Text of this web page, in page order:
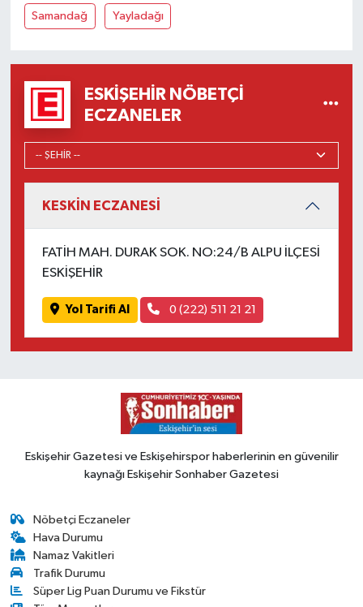
Samandağ Yayladağı
ESKIŞEHIR NÖBETÇI
ECZANELER
KESKİN ECZANESİ
FATİH MAH. DURAK SOK. NO:24/B ALPU İLÇESİ
ESKİŞEHİR
Yol Tarifi Al 0 (222) 511 21 21
Eskişehir Gazetesi ve Eskişehirspor haberlerinin en güvenilir
kaynağı Eskişehir Sonhaber Gazetesi
Nöbetçi Eczaneler
Hava Durumu
Namaz Vakitleri
Trafik Durumu
Süper Lig Puan Durumu ve Fikstür